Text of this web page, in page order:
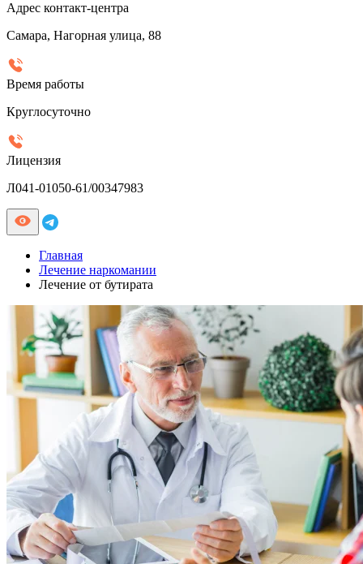
Адрес контакт-центра
Самара, Нагорная улица, 88
Время работы
Круглосуточно
Лицензия
Л041-01050-61/00347983
Главная
Лечение наркомании
Лечение от бутирата